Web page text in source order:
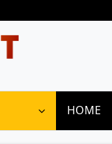
HOME